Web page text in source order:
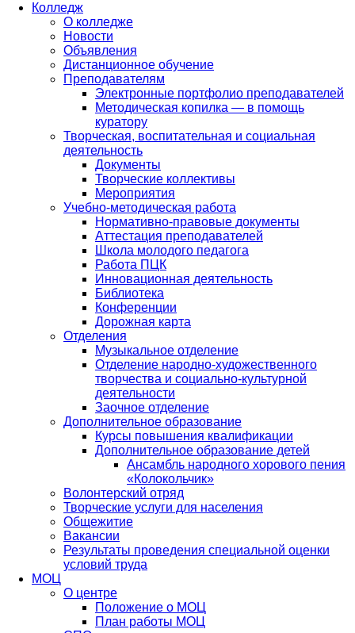
Колледж
О колледже
Новости
Объявления
Дистанционное обучение
Преподавателям
Электронные портфолио преподавателей
Методическая копилка — в помощь
куратору
Творческая, воспитательная и социальная
деятельность
Документы
Творческие коллективы
Мероприятия
Учебно-методическая работа
Нормативно-правовые документы
Аттестация преподавателей
Школа молодого педагога
Работа ПЦК
Инновационная деятельность
Библиотека
Конференции
Дорожная карта
Отделения
Музыкальное отделение
Отделение народно-художественного
творчества и социально-культурной
деятельности
Заочное отделение
Дополнительное образование
Курсы повышения квалификации
Дополнительное образование детей
Ансамбль народного хорового пения
«Колокольчик»
Волонтерский отряд
Творческие услуги для населения
Общежитие
Вакансии
Результаты проведения специальной оценки
условий труда
МОЦ
О центре
Положение о МОЦ
План работы МОЦ